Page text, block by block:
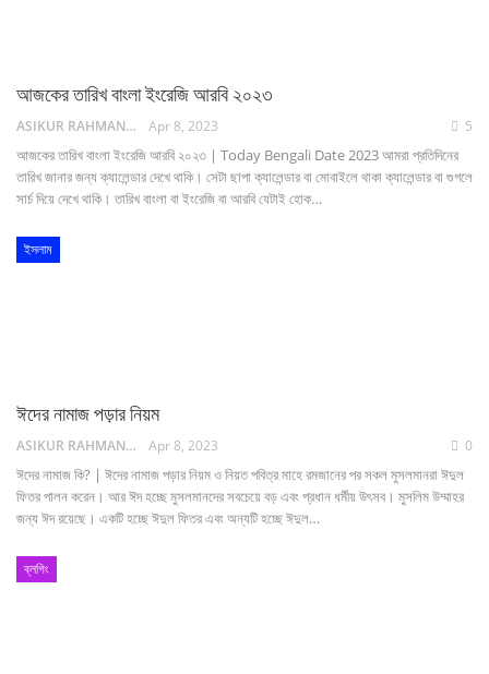
আজকের তারিখ বাংলা ইংরেজি আরবি ২০২৩
ASIKUR RAHMAN NAIM Apr 8, 2023 5
আজকের তারিখ বাংলা ইংরেজি আরবি ২০২৩ | Today Bengali Date 2023 আমরা প্রতিদিনের
তারিখ জানার জন্য ক্যালেন্ডার দেখে থাকি। সেটা ছাপা ক্যালেন্ডার বা মোবাইলে থাকা ক্যালেন্ডার বা গুগলে
সার্চ দিয়ে দেখে থাকি। তারিখ বাংলা বা ইংরেজি বা আরবি যেটাই হোক…
ইসলাম
ঈদের নামাজ পড়ার নিয়ম
ASIKUR RAHMAN NAIM Apr 8, 2023 0
ঈদের নামাজ কি? | ঈদের নামাজ পড়ার নিয়ম ও নিয়ত পবিত্র মাহে রমজানের পর সকল মুসলমানরা ঈদুল
ফিতর পালন করেন। আর ঈদ হচ্ছে মুসলমানদের সবচেয়ে বড় এবং প্রধান ধর্মীয় উৎসব। মুসলিম উম্মাহর
জন্য ঈদ রয়েছে। একটি হচ্ছে ঈদুল ফিতর এবং অন্যটি হচ্ছে ঈদুল…
ব্লগিং